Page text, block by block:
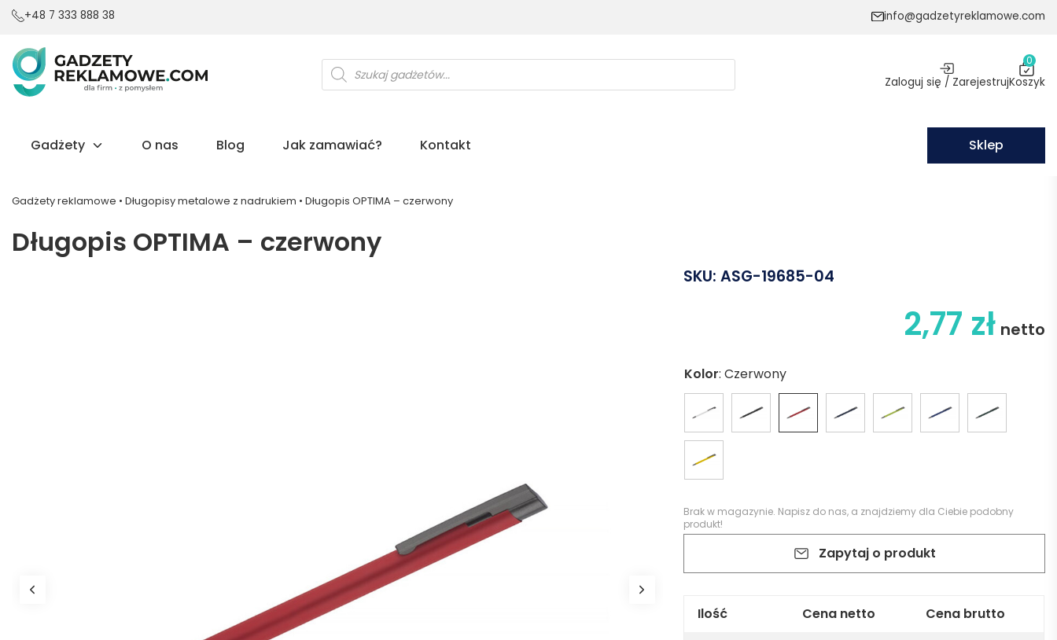
+48 7 333 888 38 info@gadzetyreklamowe.com
Wyszukiwarka
produktów Zaloguj się / Zarejestruj
0
Koszyk
Gadżety O nas Blog Jak zamawiać? Kontakt Sklep
Gadżety reklamowe • Długopisy metalowe z nadrukiem • Długopis OPTIMA – czerwony
Długopis OPTIMA – czerwony
SKU:ASG-19685-04
2,77 zł netto
Kolor: Czerwony
Brak w magazynie. Napisz do nas, a znajdziemy dla Ciebie podobny
produkt!
Zapytaj o produkt
Ilość Cena netto
Cena brutto